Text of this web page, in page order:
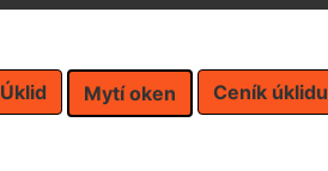
Úklid Mytí oken Ceník úklidu